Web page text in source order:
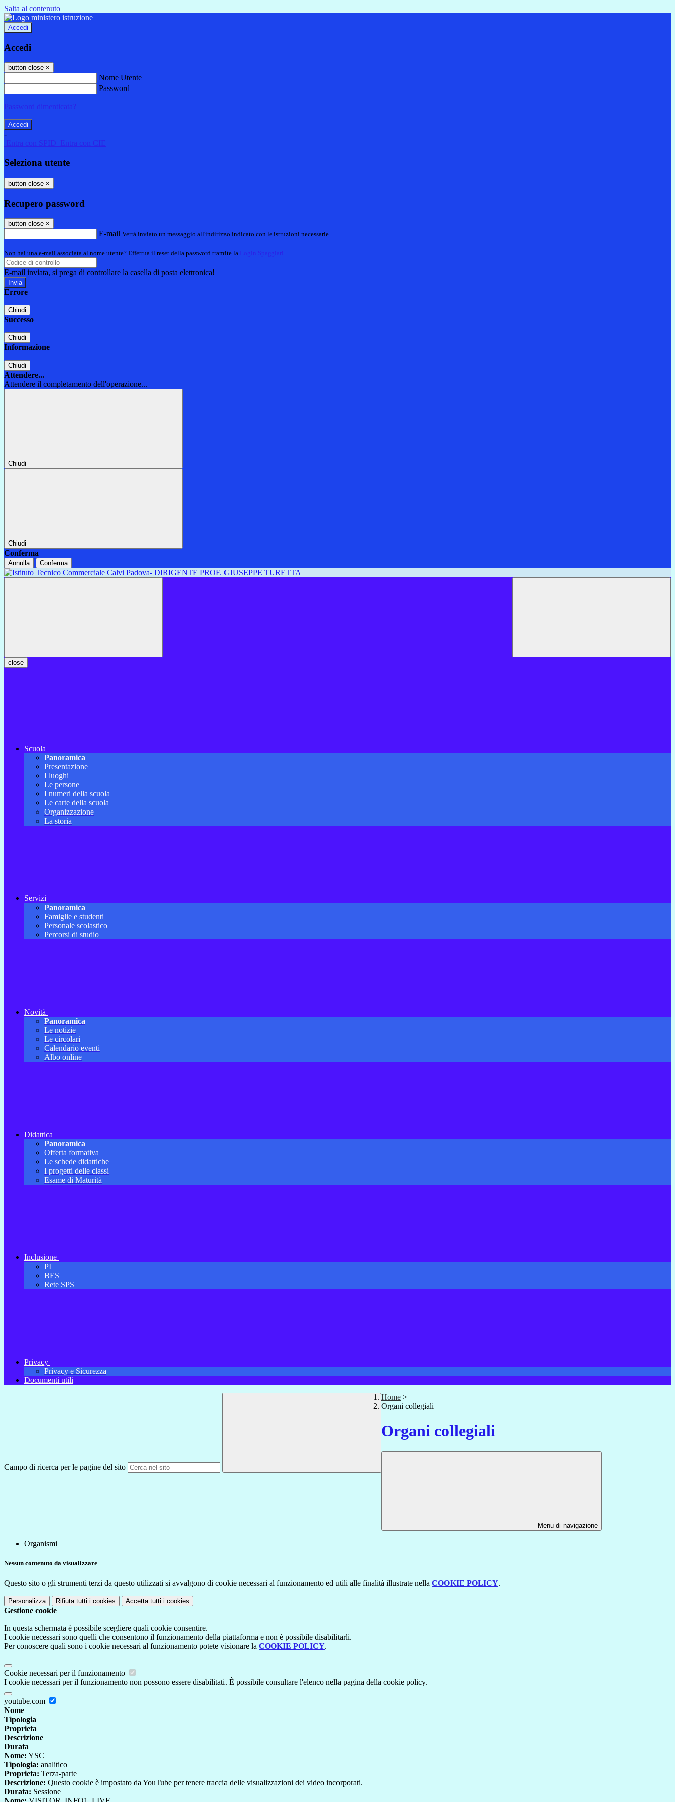
Salta al contenuto
Accedi
Accedi
button close ×
Nome Utente
Password
Password dimenticata?
-
Entra con SPID
Entra con CIE
Seleziona utente
button close ×
Recupero password
button close ×
E-mail Verrà inviato un messaggio all'indirizzo indicato con le istruzioni necessarie.
Non hai una e-mail associata al nome utente? Effettua il reset della password tramite la Login Spaggiari
E-mail inviata, si prega di controllare la casella di posta elettronica!
Errore
Chiudi
Successo
Chiudi
Informazione
Chiudi
Attendere...
Attendere il completamento dell'operazione...
Chiudi
Chiudi
Conferma
Annulla Conferma
close
Scuola
Panoramica
Presentazione
I luoghi
Le persone
I numeri della scuola
Le carte della scuola
Organizzazione
La storia
Servizi
Panoramica
Famiglie e studenti
Personale scolastico
Percorsi di studio
Novità
Panoramica
Le notizie
Le circolari
Calendario eventi
Albo online
Didattica
Panoramica
Offerta formativa
Le schede didattiche
I progetti delle classi
Esame di Maturità
Inclusione
PI
BES
Rete SPS
Privacy
Privacy e Sicurezza
Documenti utili
Campo di ricerca per le pagine del sito
Home >
Organi collegiali
Organi collegiali
Menu di navigazione
Organismi
Nessun contenuto da visualizzare
Questo sito o gli strumenti terzi da questo utilizzati si avvalgono di cookie necessari al funzionamento ed utili alle finalità illustrate nella COOKIE POLICY.
Personalizza Rifiuta tutti i cookies Accetta tutti i cookies
Gestione cookie
In questa schermata è possibile scegliere quali cookie consentire.
I cookie necessari sono quelli che consentono il funzionamento della piattaforma e non è possibile disabilitarli.
Per conoscere quali sono i cookie necessari al funzionamento potete visionare la COOKIE POLICY.
Cookie necessari per il funzionamento
I cookie necessari per il funzionamento non possono essere disabilitati. È possibile consultare l'elenco nella pagina della cookie policy.
youtube.com
Nome
Tipologia
Proprieta
Descrizione
Durata
Nome: YSC
Tipologia: analitico
Proprieta: Terza-parte
Descrizione: Questo cookie è impostato da YouTube per tenere traccia delle visualizzazioni dei video incorporati.
Durata: Sessione